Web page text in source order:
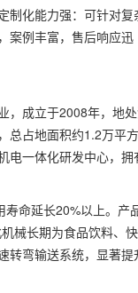
制化能力强：可针对复
案例丰富，售后响应迅
，成立于2008年，地
总占地面积约1.2万平方
电一体化研发中心，拥
寿命延长20%以上。产
械长期为食品饮料、
转弯输送系统，显著提